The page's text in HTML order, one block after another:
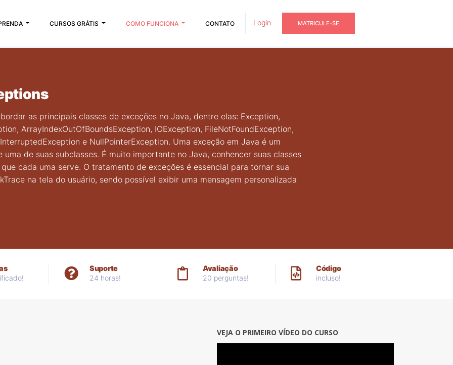
CURSOS GRÁTIS COMO FUNCIONA CONTATO Login MATRICULE-SE
as principais classes de exceções no Java, dentre elas: Exception,
ArrayIndexOutOfBoundsException, IOException, FileNotFoundException,
e NullPointerException. Uma exceção em Java é um
de suas subclasses. É muito importante no Java, conhencer suas classes
cada uma serve. O tratamento de exceções é essencial para tornar sua
na tela do usuário, sendo possível exibir uma mensagem personalizada
Suporte
24 horas!
Avaliação
20 perguntas!
Código
incluso!
VEJA O PRIMEIRO VÍDEO DO CURSO